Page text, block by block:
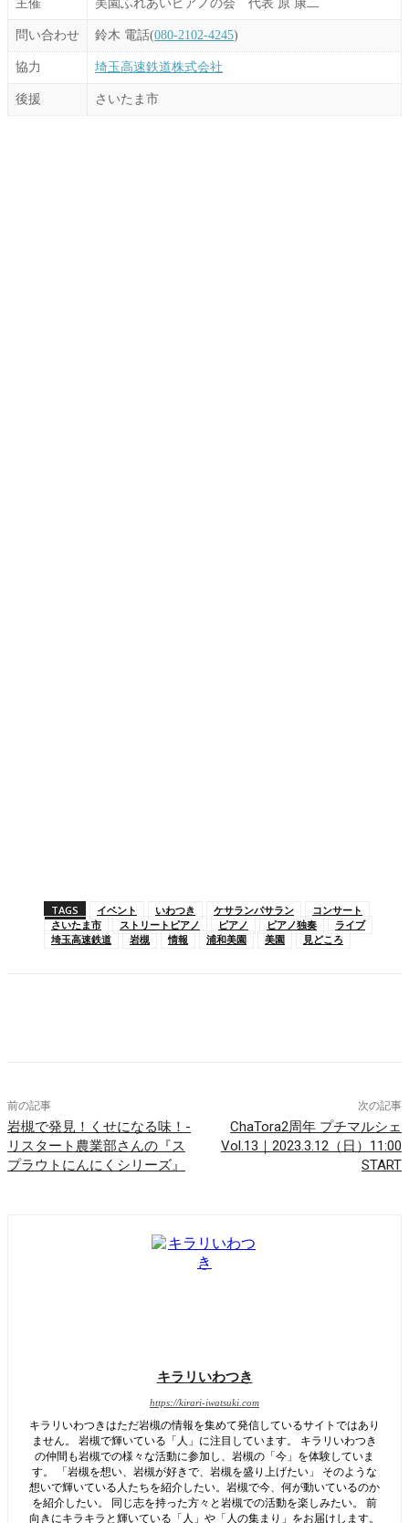
主催 美園ふれあいピアノの会 代表 原 康二
問い合わせ 鈴木 電話(080-2102-4245)
協力 埼玉高速鉄道株式会社
後援 さいたま市
TAGS イベント いわつき ケサランパサラン
コンサート
さいたま市
ストリートピアノ ピアノ ピアノ独奏
ライブ
埼玉高速鉄道
岩槻 情報 浦和美園 美園 見どころ
前の記事
岩槻で発見！くせになる味！-
リスタート農業部さんの『ス
プラウトにんにくシリーズ』
次の記事
ChaTora2周年 プチマルシェ
Vol.13｜2023.3.12（日）11:00
START
キラリいわつき
https://kirari-iwatsuki.com
キラリいわつきはただ岩槻の情報を集めて発信しているサイトではあり
ません。 岩槻で輝いている「人」に注目しています。 キラリいわつき
の仲間も岩槻での様々な活動に参加し、岩槻の「今」を体験していま
す。 「岩槻を想い、岩槻が好きで、岩槻を盛り上げたい」 そのような
想いで輝いている人たちを紹介したい。岩槻で今、何が動いているのか
を紹介したい。 同じ志を持った方々と岩槻での活動を楽しみたい。 前
向きにキラキラと輝いている「人」や「人の集まり」をお届けします。